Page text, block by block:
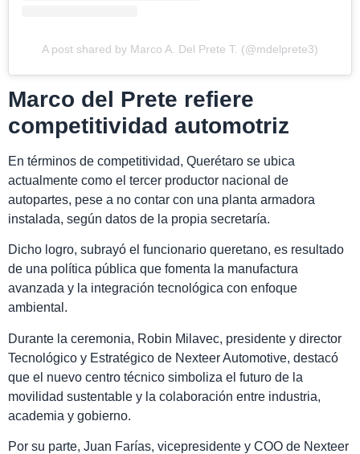
A post shared by Marco A. Del Prete T. (@mdelprete3)
Marco del Prete refiere
competitividad automotriz
En términos de competitividad, Querétaro se ubica
actualmente como el tercer productor nacional de
autopartes, pese a no contar con una planta armadora
instalada, según datos de la propia secretaría.
Dicho logro, subrayó el funcionario queretano, es resultado
de una política pública que fomenta la manufactura
avanzada y la integración tecnológica con enfoque
ambiental.
Durante la ceremonia, Robin Milavec, presidente y director
Tecnológico y Estratégico de Nexteer Automotive, destacó
que el nuevo centro técnico simboliza el futuro de la
movilidad sustentable y la colaboración entre industria,
academia y gobierno.
Por su parte, Juan Farías, vicepresidente y COO de Nexteer